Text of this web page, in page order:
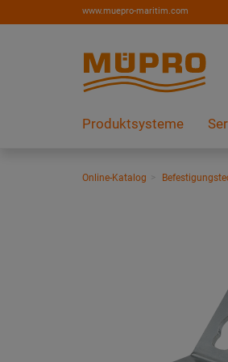
www.muepro-maritim.com
Produktsysteme
Online-Katalog